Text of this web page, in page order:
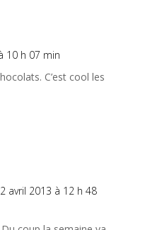
10 h 07 min
C’est cool les
avril 2013 à 12 h 48